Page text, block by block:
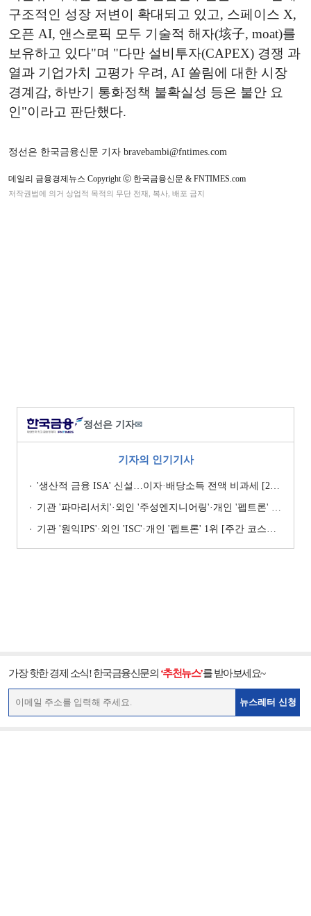
구조적인 성장 저변이 확대되고 있고, 스페이스 X,
오픈 AI, 앤스로픽 모두 기술적 해자(垓子, moat)를
보유하고 있다"며 "다만 설비투자(CAPEX) 경쟁 과
열과 기업가치 고평가 우려, AI 쏠림에 대한 시장
경계감, 하반기 통화정책 불확실성 등은 불안 요
인"이라고 판단했다.
정선은 한국금융신문 기자 bravebambi@fntimes.com
데일리 금융경제뉴스 Copyright ⓒ 한국금융신문 & FNTIMES.com
저작권법에 의거 상업적 목적의 무단 전재, 복사, 배포 금지
정선은 기자✉
기자의 인기기사
'생산적 금융 ISA' 신설…이자·배당소득 전액 비과세 [2026 세제개편안]
기관 '파마리서치'·외인 '주성엔지니어링'·개인 '펩트론' 1위 [주간 코스닥 순매수- 2026년 7월27일~7월31일]
기관 '원익IPS'·외인 'ISC'·개인 '펩트론' 1위 [주간 코스닥 순매수- 2026년 7월6일~7월10일]
가장 핫한 경제 소식! 한국금융신문의 ‘추천뉴스’를 받아보세요~
뉴스레터 신청